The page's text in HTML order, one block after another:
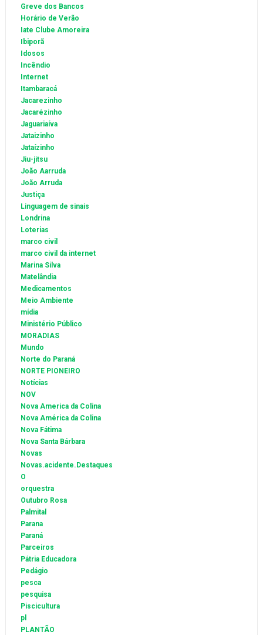
Greve dos Bancos
Horário de Verão
Iate Clube Amoreira
Ibiporã
Idosos
Incêndio
Internet
Itambaracá
Jacarezinho
Jacarézinho
Jaguariaíva
Jataizinho
Jataízinho
Jiu-jitsu
João Aarruda
João Arruda
Justiça
Linguagem de sinais
Londrina
Loterias
marco civil
marco civil da internet
Marina Silva
Matelândia
Medicamentos
Meio Ambiente
mídia
Ministério Público
MORADIAS
Mundo
Norte do Paraná
NORTE PIONEIRO
Notícias
NOV
Nova America da Colina
Nova América da Colina
Nova Fátima
Nova Santa Bárbara
Novas
Novas.acidente.Destaques
O
orquestra
Outubro Rosa
Palmital
Parana
Paraná
Parceiros
Pátria Educadora
Pedágio
pesca
pesquisa
Piscicultura
pl
PLANTÃO